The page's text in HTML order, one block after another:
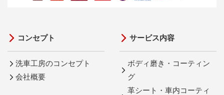
コンセプト
洗車工房のコンセプト
会社概要
サービス内容
ボディ磨き・コーティン
グ
革シート・車内コーティ